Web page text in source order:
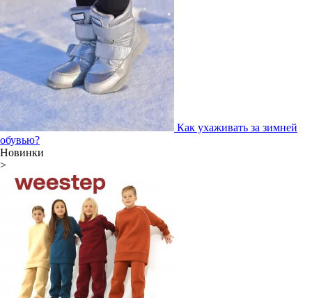
Как ухаживать за зимней
обувью?
Новинки
>